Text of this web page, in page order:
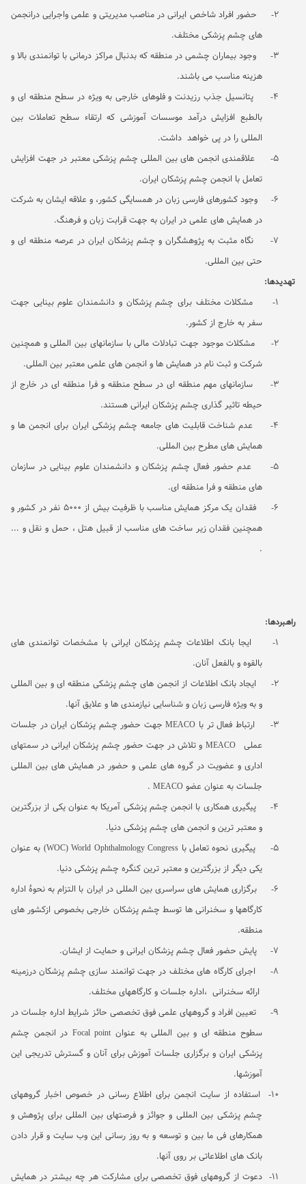
2-
حضور افراد شاخص ایرانی در مناصب مدیریتی و علمی واجرایی درانجمن
های چشم پزشکی مختلف.
3-
وجود بیماران چشمی در منطقه که بدنبال مراکز درمانی با توانمندی بالا و
هزینه مناسب می باشند.
4-
پتانسیل جذب رزیدنت و فلوهای خارجی به ویژه در سطح منطقه ای و
بالطبع افزایش درآمد موسسات آموزشی که ارتقاء سطح تعاملات بین
المللی را در پی خواهد داشت.
5-
علاقمندی انجمن های بین المللی چشم پزشکی معتبر در جهت افزایش
تعامل با انجمن چشم پزشکان ایران.
6-
وجود کشورهای فارسی زبان در همسایگی کشور، و علاقه ایشان به شرکت
در همایش های علمی در ایران به جهت قرابت زبان و فرهنگ.
7-
نگاه مثبت به پژوهشگران و چشم پزشکان ایران در عرصه منطقه ای و
حتی بین المللی.
تهدیدها:
1-
مشکلات مختلف برای چشم پزشکان و دانشمندان علوم بینایی جهت
سفر به خارج از کشور.
2-
مشکلات موجود جهت تبادلات مالی با سازمانهای بین المللی و همچنین
شرکت و ثبت نام در همایش ها و انجمن های علمی معتبر بین المللی.
3-
سازمانهای مهم منطقه ای در سطح منطقه و فرا منطقه ای در خارج از
حیطه تاثیر گذاری چشم پزشکان ایرانی هستند.
4-
عدم شناخت قابلیت های جامعه چشم پزشکی ایران برای انجمن ها و
همایش های مطرح بین المللی.
5-
عدم حضور فعال چشم پزشکان و دانشمندان علوم بینایی در سازمان
های منطقه و فرا منطقه ای.
6-
فقدان یک مرکز همایش مناسب با ظرفیت بیش از 5000 نفر در کشور و
همچنین فقدان زیر ساخت های مناسب از قبیل هتل ، حمل و نقل و ...
.
راهبردها:
1-
ایجا بانک اطلاعات چشم پزشکان ایرانی با مشخصات توانمندی های
بالقوه و بالفعل آنان.
2-
ایجاد بانک اطلاعات از انجمن های چشم پزشکی منطقه ای و بین المللی
و به ویژه فارسی زبان و شناسایی نیازمندی ها و علایق آنها.
3-
ارتباط فعال تر با MEACOجهت حضور چشم پزشکان ایران در جلسات
عملی
MEACO و تلاش در جهت حضور چشم پزشکان ایرانی در سمتهای
اداری و عضویت در گروه های علمی و حضور در همایش های بین المللی
جلسات به عنوان عضو MEACO
.
4-
پیگیری همکاری با انجمن چشم پزشکی آمریکا به عنوان یکی از بزرگترین
و معتبر ترین و انجمن های چشم پزشکی دنیا.
5-
پیگیری نحوه تعامل با World Ophthalmology Congress
(WOC) به عنوان
یکی دیگر از بزرگترین و معتبر ترین کنگره چشم پزشکی دنیا.
6-
برگزاری همایش های سراسری بین المللی در ایران با التزام به نحوۀ اداره
کارگاهها و سخنرانی ها توسط چشم پزشکان خارجی بخصوص ازکشور های
منطقه.
7-
پایش حضور فعال چشم پزشکان ایرانی و حمایت از ایشان.
8-
اجرای کارگاه های مختلف در جهت توانمند سازی چشم پزشکان درزمینه
ارائه سخنرانی ،اداره جلسات و کارگاههای مختلف.
9-
تعیین افراد و گروههای علمی فوق تخصصی حائز شرایط اداره جلسات در
سطوح منطقه ای و بین المللی به عنوان Focal point در انجمن چشم
پزشکی ایران و برگزاری جلسات آموزش برای آنان و گسترش تدریجی این
آموزشها.
10-
استفاده از سایت انجمن برای اطلاع رسانی در خصوص اخبار گروههای
چشم پزشکی بین المللی و جوائز و فرصتهای بین المللی برای پژوهش و
همکارهای فی ما بین و توسعه و به روز رسانی این وب سایت و قرار دادن
بانک های اطلاعاتی بر روی آنها.
11-
دعوت از گروههای فوق تخصصی برای مشارکت هر چه بیشتر در همایش